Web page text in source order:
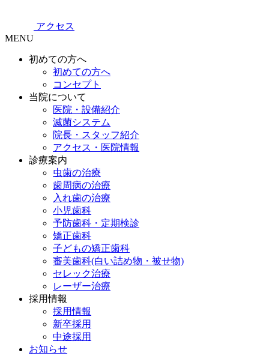
アクセス
MENU
初めての方へ
初めての方へ
コンセプト
当院について
医院・設備紹介
滅菌システム
院長・スタッフ紹介
アクセス・医院情報
診療案内
虫歯の治療
歯周病の治療
入れ歯の治療
小児歯科
予防歯科・定期検診
矯正歯科
子どもの矯正歯科
審美歯科(白い詰め物・被せ物)
セレック治療
レーザー治療
採用情報
採用情報
新卒採用
中途採用
お知らせ